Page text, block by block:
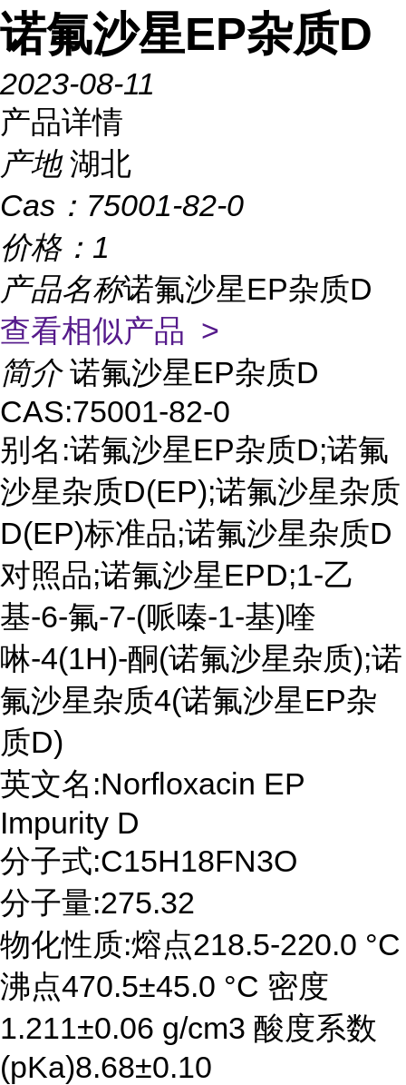
诺氟沙星EP杂质D
2023-08-11
产品详情
产地 湖北
Cas： 75001-82-0
价格： 1
产品名称诺氟沙星EP杂质D
查看相似产品 >
简介 诺氟沙星EP杂质D
CAS:75001-82-0
别名:诺氟沙星EP杂质D;诺氟
沙星杂质D(EP);诺氟沙星杂质
D(EP)标准品;诺氟沙星杂质D
对照品;诺氟沙星EPD;1-乙
基-6-氟-7-(哌嗪-1-基)喹
啉-4(1H)-酮(诺氟沙星杂质);诺
氟沙星杂质4(诺氟沙星EP杂
质D)
英文名:Norfloxacin EP
Impurity D
分子式:C15H18FN3O
分子量:275.32
物化性质:熔点218.5-220.0 °C
沸点470.5±45.0 °C 密度
1.211±0.06 g/cm3 酸度系数
(pKa)8.68±0.10